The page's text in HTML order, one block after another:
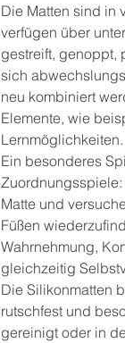
Die Matten sind in
verfügen über
gestreift, genoppt,
sich
neu kombiniert
Elemente, wie
Lernmöglichkeiten.
Ein besonderes
Matte und
Füßen
Wahrnehmung,
gleichzeitig
Die Silikonmatten
rutschfest und
gereinigt oder in